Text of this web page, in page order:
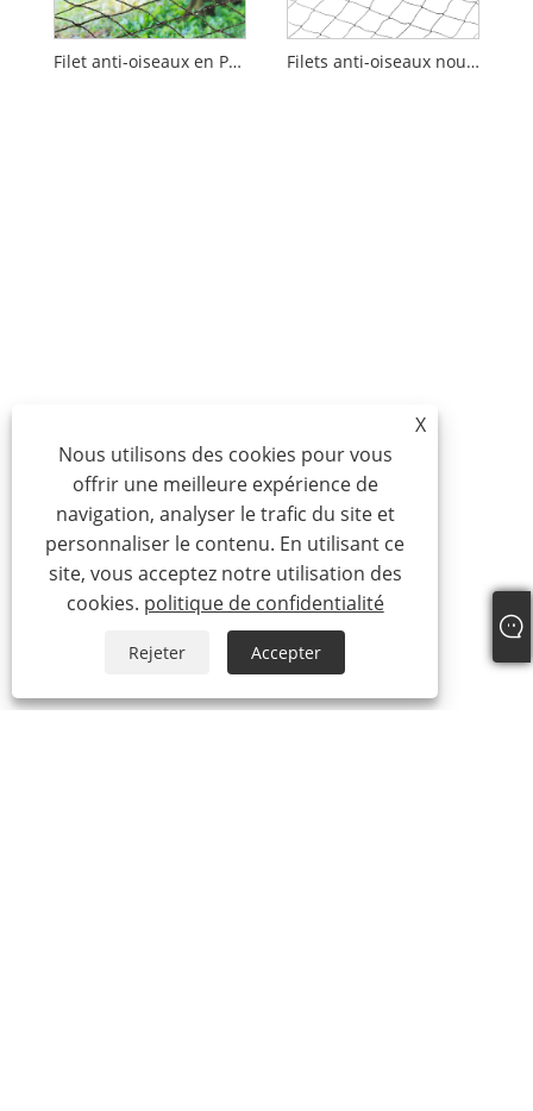
Filet anti-oiseaux en PEHD Filets anti-oiseaux noués en PEHD
X
Nous utilisons des cookies pour vous
offrir une meilleure expérience de
navigation, analyser le trafic du site et
personnaliser le contenu. En utilisant ce
site, vous acceptez notre utilisation des
cookies. politique de confidentialité
Rejeter Accepter